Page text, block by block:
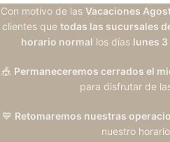
Con motivo de las Vacaciones
clientes que todas las sucursales
horario normal los días lunes
🎪 Permaneceremos cerrados el
para disfrutar de
💙 Retomaremos nuestras
nuestro